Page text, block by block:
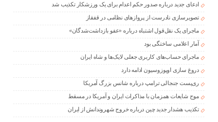
ادعای جدید درباره صدور حکم اعدام برای یک ورزشکار تکذیب شد
تصویرسازی نادرست از پروازهای نظامی در قفقاز
ماجرای یک نقل‌قول اشتباه درباره «عفو بازداشت‌شدگان»
آمار اعلامی ساختگی بود
ماجرای حساب‌های کاربری جعلی لایک‌ها و شاه ایران
دروغ سازی اوپوزوسیون ادامه دارد
ری‌پست جنجالی ترامپ درباره شانس بزرگ آمریکا
موج شایعات همزمان با مذاکرات ایران و آمریکا در مسقط
تکذیب هشدار جدید چین درباره خروج شهروندانش از ایران